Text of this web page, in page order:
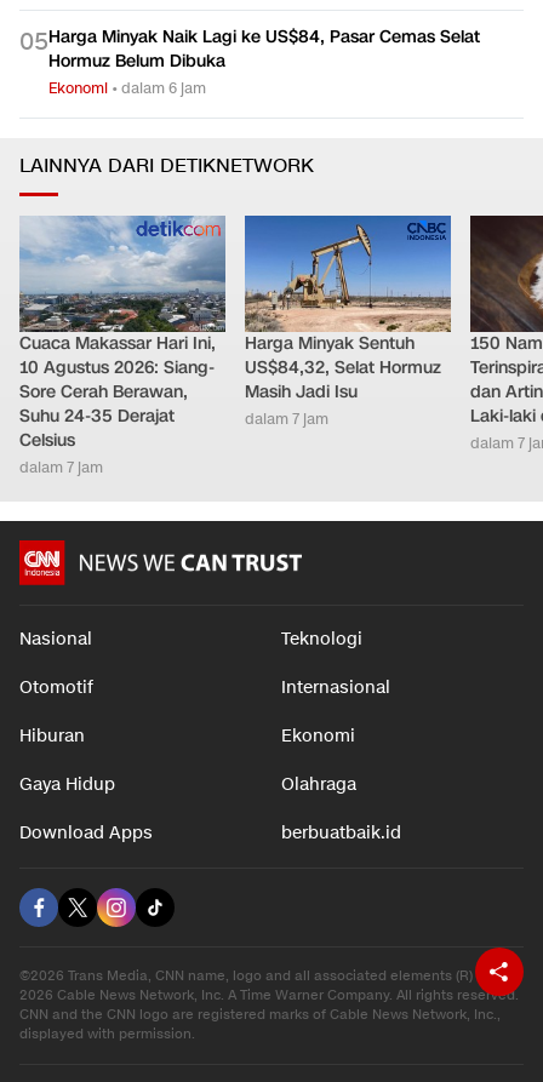
05Harga Minyak Naik Lagi ke US$84, Pasar Cemas Selat
Hormuz Belum Dibuka
Ekonomi •dalam 6 jam
LAINNYA DARI DETIKNETWORK
Cuaca Makassar Hari Ini,
10 Agustus 2026: Siang-
Sore Cerah Berawan,
Suhu 24-35 Derajat
Celsius
dalam 7 jam
Harga Minyak Sentuh
US$84,32, Selat Hormuz
Masih Jadi Isu
dalam 7 jam
150
dan
Laki-laki
dalam 7
Nasional Teknologi
Otomotif Internasional
Hiburan Ekonomi
Gaya Hidup Olahraga
Download Apps berbuatbaik.id
©2026 Trans Media, CNN name, logo and all associated elements (R) and ©
2026 Cable News Network, Inc. A Time Warner Company. All rights reserved.
CNN and the CNN logo are registered marks of Cable News Network, Inc.,
displayed with permission.